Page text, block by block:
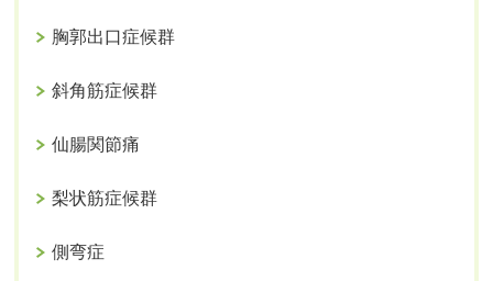
胸郭出口症候群
斜角筋症候群
仙腸関節痛
梨状筋症候群
側弯症